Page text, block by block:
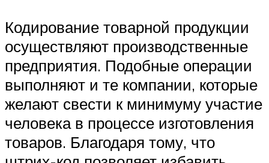
Кодирование товарной продукции
осуществляют производственные
предприятия. Подобные операции
выполняют и те компании, которые
желают свести к минимуму участие
человека в процессе изготовления
товаров. Благодаря тому, что